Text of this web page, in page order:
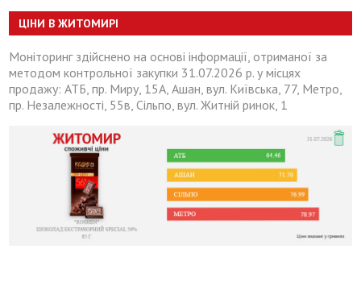
ЦІНИ В ЖИТОМИРІ
Моніторинг здійснено на основі інформації, отриманої за
методом контрольної закупки 31.07.2026 р. у місцях
продажу: АТБ, пр. Миру, 15А, Ашан, вул. Київська, 77, Метро,
пр. Незалежності, 55в, Сільпо, вул. Житній ринок, 1